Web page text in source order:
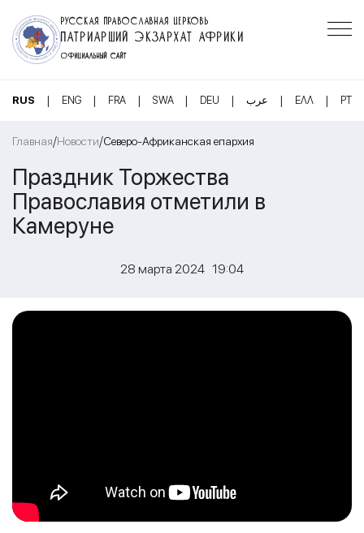
РУССКАЯ ПРАВОСЛАВНАЯ ЦЕРКОВЬ
ПАТРИАРШИЙ ЭКЗАРХАТ АФРИКИ
ОФИЦИАЛЬНЫЙ САЙТ
RUS | ENG | FRA | SWA | DEU | عرب | ΕΛΛ | PT
Главная/Новости/Северо-Африканская епархия
Праздник Торжества
Православия отметили в
Камеруне
28 марта 2024 19:04